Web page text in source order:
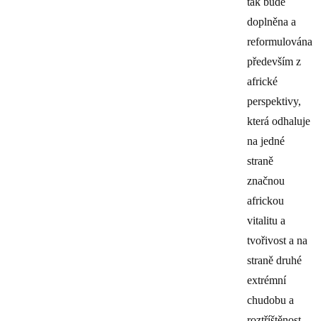
doplněna a
reformulována
především z
africké
perspektivy,
která odhaluje
na jedné
straně
značnou
africkou
vitalitu a
tvořivost a na
straně druhé
extrémní
chudobu a